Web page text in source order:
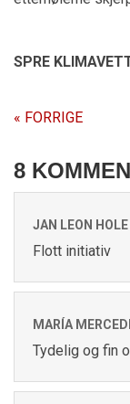
SPRE
« FORRIGE
8
JAN LEON HOLE |
Flott initiativ
MARÍA
Tydelig og fin